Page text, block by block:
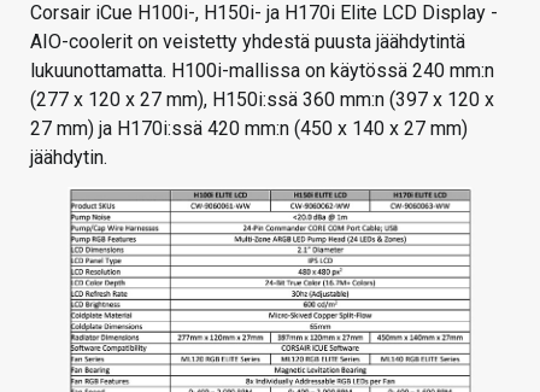
Corsair iCue H100i-, H150i- ja H170i Elite LCD Display -
AIO-coolerit on veistetty yhdestä puusta jäähdytintä
lukuunottamatta. H100i-mallissa on käytössä 240 mm:n
(277 x 120 x 27 mm), H150i:ssä 360 mm:n (397 x 120 x
27 mm) ja H170i:ssä 420 mm:n (450 x 140 x 27 mm)
jäähdytin.